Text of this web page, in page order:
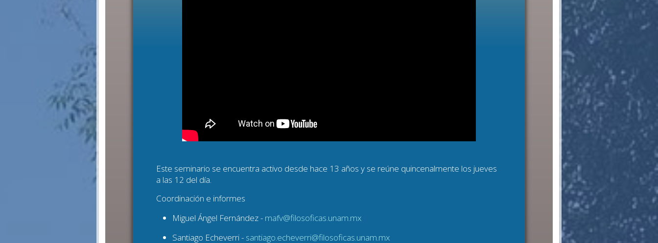
Este seminario se encuentra activo desde hace 13 años y se reúne quincenalmente los jueves
a las 12 del día.
Coordinación e informes
Miguel Ángel Fernández - mafv@filosoficas.unam.mx
Santiago Echeverri - santiago.echeverri@filosoficas.unam.mx